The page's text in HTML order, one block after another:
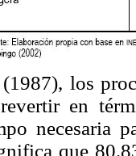
los
en
necesaria
que